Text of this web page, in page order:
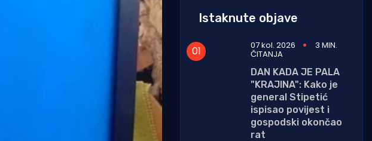
Istaknute objave
07 kol. 2026 3 MIN.
ČITANJA
DAN KADA JE PALA
"KRAJINA": Kako je
general Stipetić
ispisao povijest i
gospodski okončao
rat